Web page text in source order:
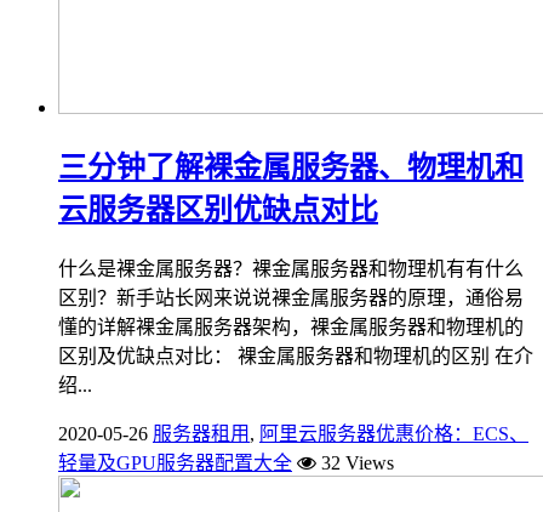
三分钟了解裸金属服务器、物理机和
云服务器区别优缺点对比
什么是裸金属服务器？裸金属服务器和物理机有有什么
区别？新手站长网来说说裸金属服务器的原理，通俗易
懂的详解裸金属服务器架构，裸金属服务器和物理机的
区别及优缺点对比： 裸金属服务器和物理机的区别 在介
绍...
2020-05-26 服务器租用 , 阿里云服务器优惠价格：ECS、
轻量及GPU服务器配置大全
32 Views